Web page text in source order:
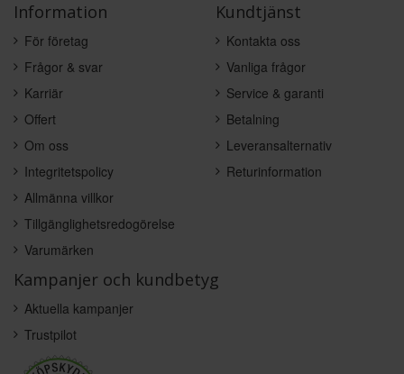
Information
För företag
Frågor & svar
Karriär
Offert
Om oss
Integritetspolicy
Allmänna villkor
Tillgänglighetsredogörelse
Varumärken
Kundtjänst
Kontakta oss
Vanliga frågor
Service & garanti
Betalning
Leveransalternativ
Returinformation
Kampanjer och kundbetyg
Aktuella kampanjer
Trustpilot